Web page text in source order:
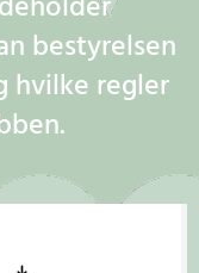
bestyrelsen
hvilke regler